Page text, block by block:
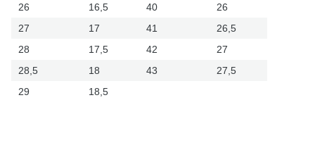
26
16,5 40
26
27
17 41
26,5
28
17,5 42
27
28,5
18 43
27,5
29
18,5